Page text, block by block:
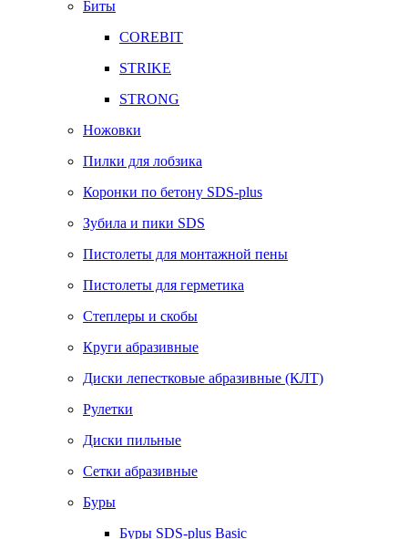
Биты
COREBIT
STRIKE
STRONG
Ножовки
Пилки для лобзика
Коронки по бетону SDS-plus
Зубила и пики SDS
Пистолеты для монтажной пены
Пистолеты для герметика
Степлеры и скобы
Круги абразивные
Диски лепестковые абразивные (КЛТ)
Рулетки
Диски пильные
Сетки абразивные
Буры
Буры SDS-plus Basic